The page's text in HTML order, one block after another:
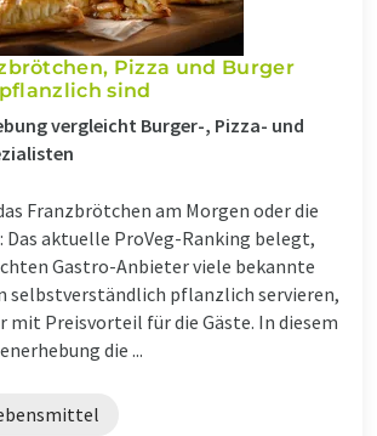
Pizza und Burger
sind
vergleicht Burger-, Pizza- und
Franzbrötchen am Morgen oder die
Das aktuelle ProVeg-Ranking belegt,
Gastro-Anbieter viele bekannte
selbstverständlich pflanzlich servieren,
mit Preisvorteil für die Gäste. In diesem
die ...